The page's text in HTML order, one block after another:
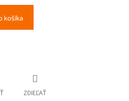
košíka
ZDIEĽAŤ